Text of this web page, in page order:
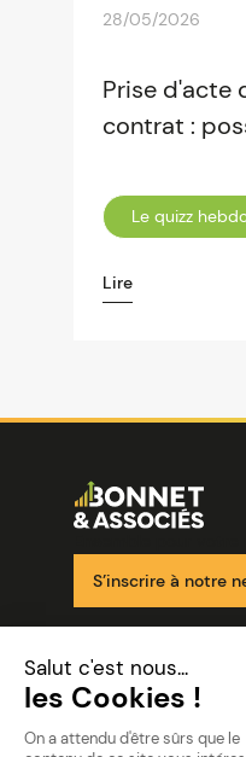
28/05/2026
Prise d'acte
contrat :
Le quizz
Lire
Image
S’inscrire à notre
Nos solutions
Nos cabinets
Mon espace client